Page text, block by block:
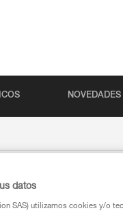
datos
SAS) utilizamos cookies y/o